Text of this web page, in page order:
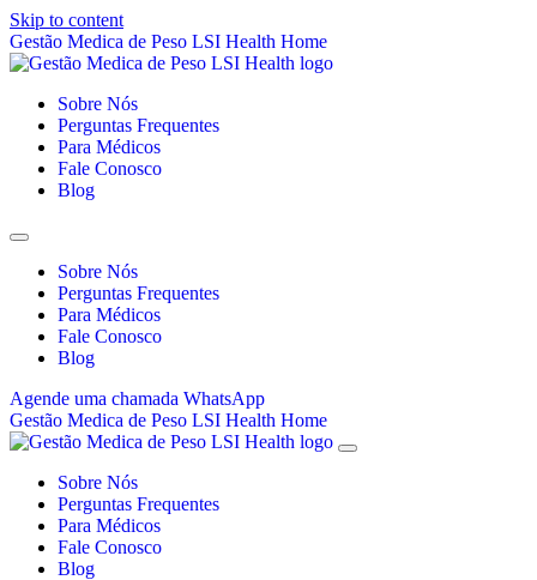
Skip to content
Gestão Medica de Peso LSI Health Home
Sobre Nós
Perguntas Frequentes
Para Médicos
Fale Conosco
Blog
Sobre Nós
Perguntas Frequentes
Para Médicos
Fale Conosco
Blog
Agende uma chamada WhatsApp
Gestão Medica de Peso LSI Health Home
Sobre Nós
Perguntas Frequentes
Para Médicos
Fale Conosco
Blog